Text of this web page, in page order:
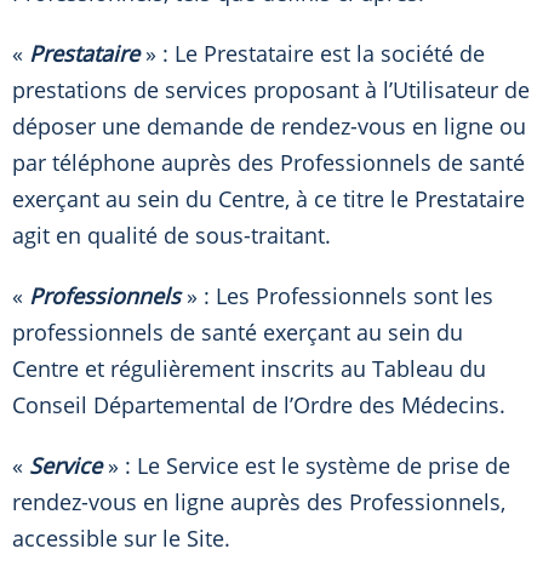
« Prestataire» : Le Prestataire est la société de
prestations de services proposant à l’Utilisateur de
déposer une demande de rendez-vous en ligne ou
par téléphone auprès des Professionnels de santé
exerçant au sein du Centre, à ce titre le Prestataire
agit en qualité de sous-traitant.
« Professionnels» : Les Professionnels sont les
professionnels de santé exerçant au sein du
Centre et régulièrement inscrits au Tableau du
Conseil Départemental de l’Ordre des Médecins.
« Service» : Le Service est le système de prise de
rendez-vous en ligne auprès des Professionnels,
accessible sur le Site.